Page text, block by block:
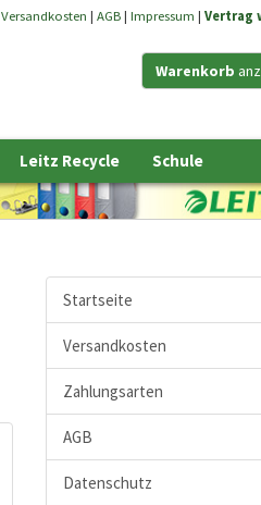
Versandkosten | AGB| Impressum | Vertrag
Warenkorb
Leitz Recycle Schule
Startseite
Versandkosten
Zahlungsarten
AGB
Datenschutz